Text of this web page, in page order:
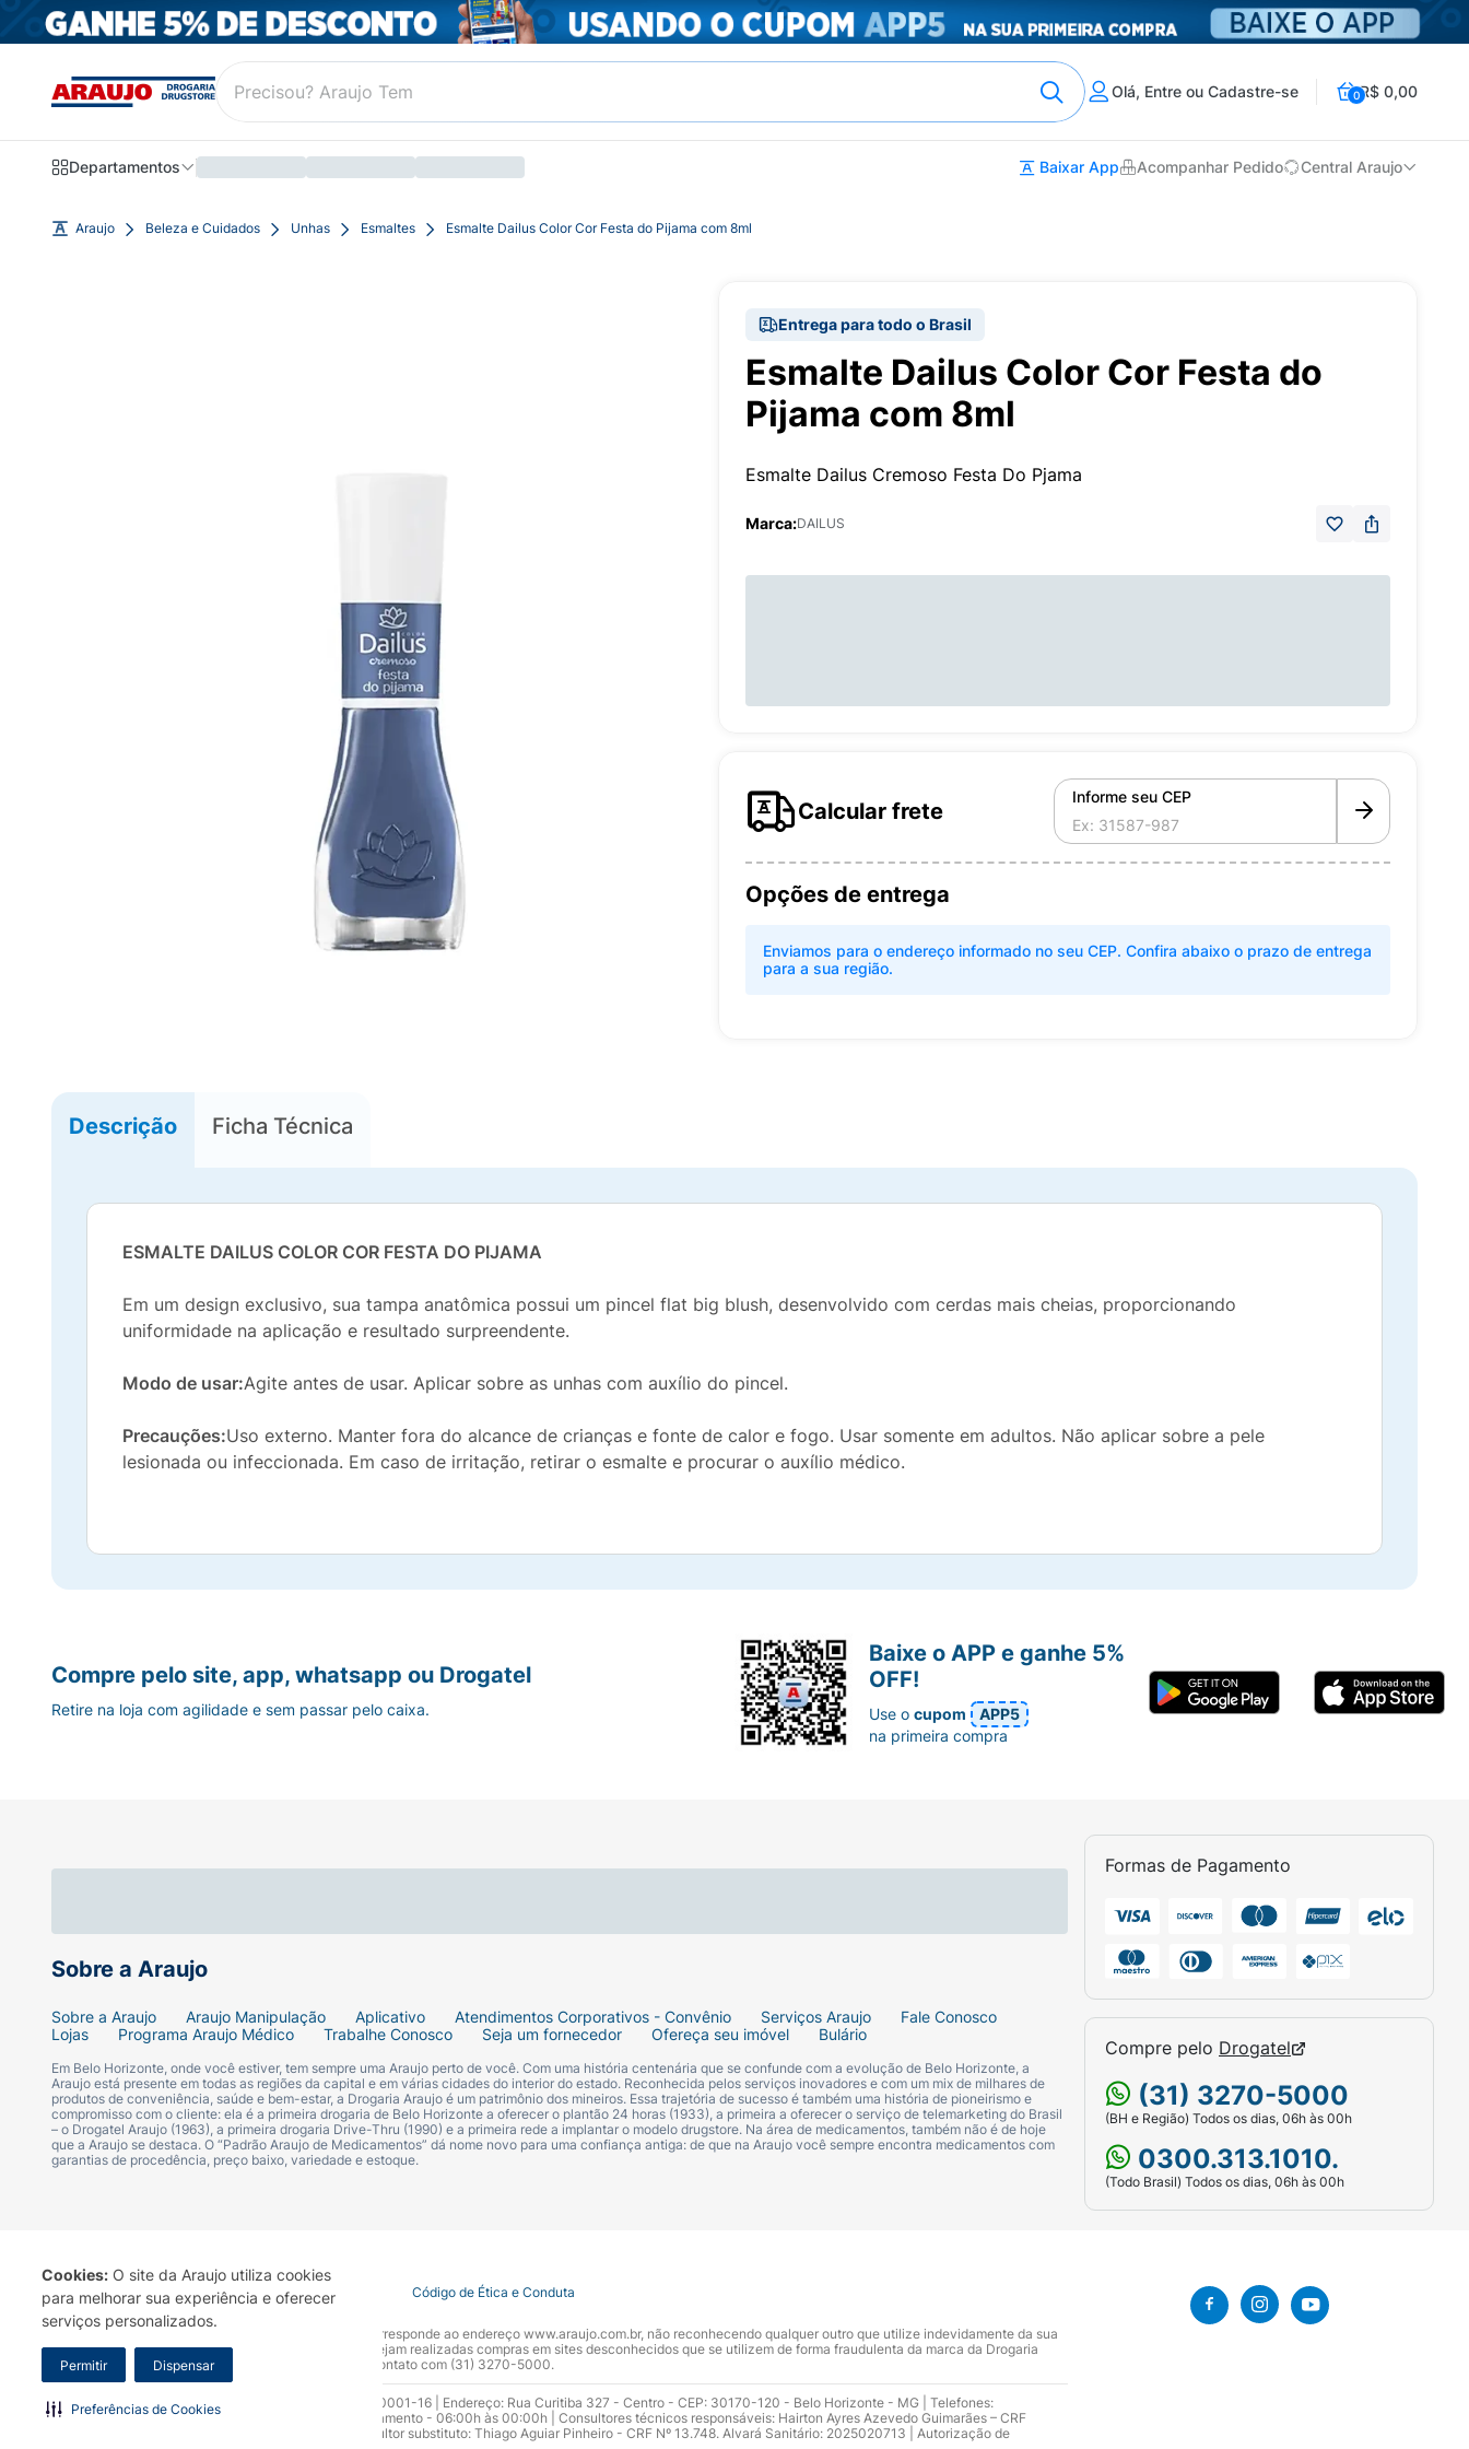
Cookies: O site da Araujo utiliza cookies
para melhorar sua experiência e oferecer
serviços personalizados.
Permitir Dispensar
Preferências de Cookies
Olá, Entre ou Cadastre-se 0R$ 0,00
Departamentos Baixar App Acompanhar Pedido Central Araujo
Araujo Beleza e Cuidados Unhas Esmaltes Esmalte Dailus Color Cor Festa do Pijama com 8ml
Entrega para todo o Brasil
Esmalte Dailus Color Cor Festa do
Pijama com 8ml
Esmalte Dailus Cremoso Festa Do Pjama
Marca:DAILUS
Calcular frete
Informe seu CEP
Opções de entrega
Enviamos para o endereço informado no seu CEP. Confira abaixo o prazo de entrega
para a sua região.
Descrição Ficha Técnica
ESMALTE DAILUS COLOR COR FESTA DO PIJAMA
Em um design exclusivo, sua tampa anatômica possui um pincel flat big blush, desenvolvido com cerdas mais cheias, proporcionando
uniformidade na aplicação e resultado surpreendente.
Modo de usar:Agite antes de usar. Aplicar sobre as unhas com auxílio do pincel.
Precauções:Uso externo. Manter fora do alcance de crianças e fonte de calor e fogo. Usar somente em adultos. Não aplicar sobre a pele
lesionada ou infeccionada. Em caso de irritação, retirar o esmalte e procurar o auxílio médico.
Sobre a Araujo
Sobre a Araujo Araujo Manipulação Aplicativo Atendimentos Corporativos - Convênio Serviços Araujo
Fale Conosco
Lojas
Programa Araujo Médico Trabalhe Conosco Seja um fornecedor Ofereça seu imóvel Bulário
Em Belo Horizonte, onde você estiver, tem sempre uma Araujo perto de você. Com uma história centenária que se confunde com a evolução de Belo Horizonte, a
Araujo está presente em todas as regiões da capital e em várias cidades do interior do estado. Reconhecida pelos serviços inovadores e com um mix de milhares de
produtos de conveniência, saúde e bem-estar, a Drogaria Araujo é um patrimônio dos mineiros. Essa trajetória de sucesso é também uma história de pioneirismo e
compromisso com o cliente: ela é a primeira drogaria de Belo Horizonte a oferecer o plantão 24 horas (1933), a primeira a oferecer o serviço de telemarketing do Brasil
– o Drogatel Araujo (1963), a primeira drogaria Drive-Thru (1990) e a primeira rede a implantar o modelo drugstore. Na área de medicamentos, também não é de hoje
que a Araujo se destaca. O “Padrão Araujo de Medicamentos” dá nome novo para uma confiança antiga: de que na Araujo você sempre encontra medicamentos com
garantias de procedência, preço baixo, variedade e estoque.
Formas de Pagamento
Compre pelo Drogatel
(31) 3270-5000
(BH e Região) Todos os dias, 06h às 00h
0300.313.1010.
(Todo Brasil) Todos os dias, 06h às 00h
Compre pelo site, app, whatsapp ou Drogatel
Retire na loja com agilidade e sem passar pelo caixa.
Baixe o APP e ganhe 5%
OFF!
Use ocupom
APP5
na primeira compra
Termo de Uso Portal da Privacidade Covid-19 Código de Ética e Conduta
A Drogaria Araujo S/A informa que o seu site oficial corresponde ao endereço www.araujo.com.br, não reconhecendo qualquer outro que utilize indevidamente da sua
marca. Para sua segurança recomendamos que não sejam realizadas compras em sites desconhecidos que se utilizem de forma fraudulenta da marca da Drogaria
Araujo S.A. Em caso de dúvidas, gentileza entrar em contato com (31) 3270-5000.
Razão Social: Drogaria Araujo S.A | CNPJ: 17.256.512.0001-16 | Endereço: Rua Curitiba 327 - Centro - CEP: 30170-120 - Belo Horizonte - MG | Telefones:
0300.313.1010 e (31) 3270-5000 Horário de funcionamento - 06:00h às 00:00h | Consultores técnicos responsáveis: Hairton Ayres Azevedo Guimarães – CRF
10.965 | Yasmin Silva Alvarenga – CRF 52.584 - Consultor substituto: Thiago Aguiar Pinheiro - CRF Nº 13.748. Alvará Sanitário: 2025020713 | Autorização de